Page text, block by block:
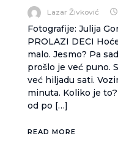
Lazar Živković
Fotografije: Julija
PROLAZI DECI
malo. Jesmo? Pa
prošlo je već puno.
već hiljadu sati.
minuta. Koliko je
od po […]
READ MORE